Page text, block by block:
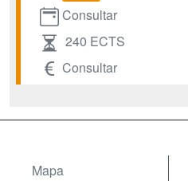
Consultar
240 ECTS
Consultar
Mapa